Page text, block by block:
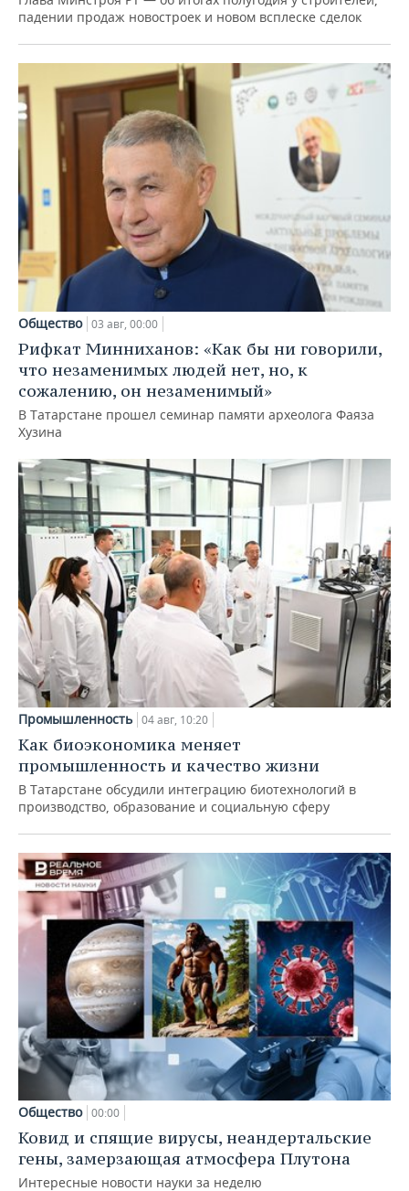
падении продаж новостроек и новом всплеске сделок
Общество 03 авг, 00:00
Рифкат Минниханов: «Как бы ни говорили,
что незаменимых людей нет, но, к
сожалению, он незаменимый»
В Татарстане прошел семинар памяти археолога Фаяза
Хузина
Промышленность 04 авг, 10:20
Как биоэкономика меняет
промышленность и качество жизни
В Татарстане обсудили интеграцию биотехнологий в
производство, образование и социальную сферу
Общество 00:00
Ковид и спящие вирусы, неандертальские
гены, замерзающая атмосфера Плутона
Интересные новости науки за неделю